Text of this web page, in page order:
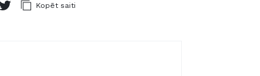
Kopēt saiti